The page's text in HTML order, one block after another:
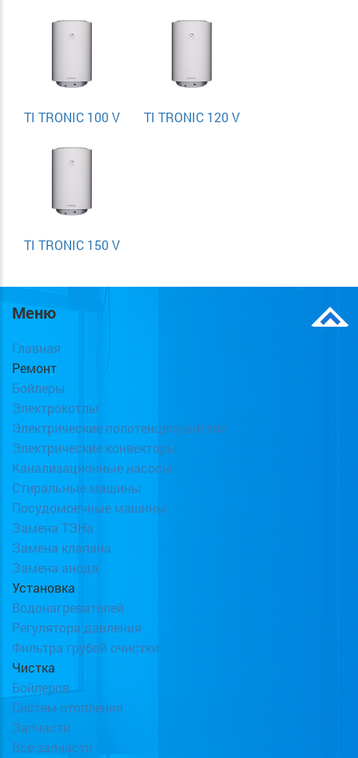
TI TRONIC 100 V TI TRONIC 120 V
TI TRONIC 150 V
Меню
Главная
Ремонт
Бойлеры
Электрокотлы
Электрические полотенцесушители
Электрические конвекторы
Канализационные насосы
Стиральные машины
Посудомоечные машины
Замена ТЭНа
Замена клапана
Замена анода
Установка
Водонагревателей
Регулятора давления
Фильтра грубой очистки
Чистка
Бойлеров
Систем отопления
Запчасти
Все запчасти